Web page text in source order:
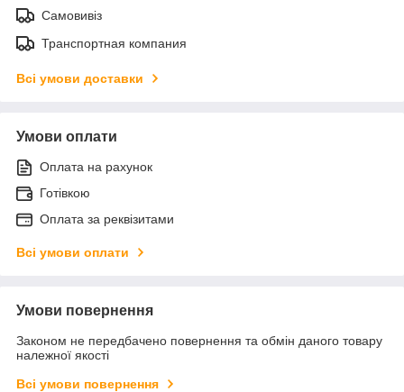
Самовивіз
Транспортная компания
Всі умови доставки
Умови оплати
Оплата на рахунок
Готівкою
Оплата за реквізитами
Всі умови оплати
Умови повернення
Законом не передбачено повернення та обмін даного товару
належної якості
Всі умови повернення